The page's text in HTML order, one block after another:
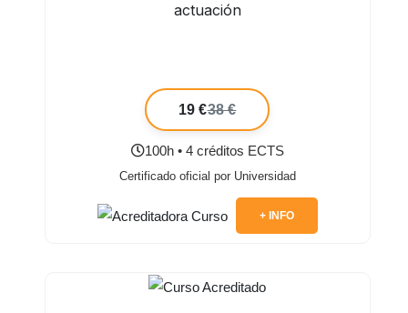
actuación
19 €38 €
100h • 4 créditos ECTS
Certificado oficial por Universidad
+ INFO